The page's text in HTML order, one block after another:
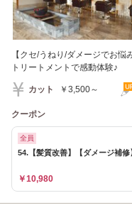
【クセ/うねり/ダメージでお
トリートメントで感動体験♪
カット ￥3,500～
クーポン
全員
54.【髪質改善】【ダメージ補
￥10,980